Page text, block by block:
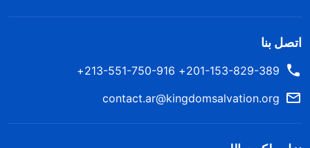
اتصل بنا
201-153-829-389+ 213-551-750-916+
contact.ar@kingdomsalvation.org